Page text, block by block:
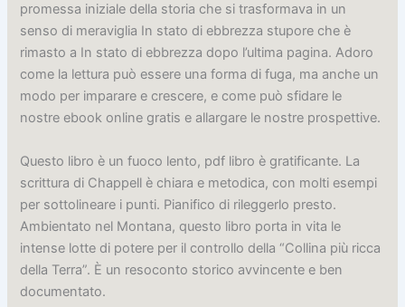
promessa iniziale della storia che si trasformava in un
senso di meraviglia In stato di ebbrezza stupore che è
rimasto a In stato di ebbrezza dopo l’ultima pagina. Adoro
come la lettura può essere una forma di fuga, ma anche un
modo per imparare e crescere, e come può sfidare le
nostre ebook online gratis e allargare le nostre prospettive.
Questo libro è un fuoco lento, pdf libro è gratificante. La
scrittura di Chappell è chiara e metodica, con molti esempi
per sottolineare i punti. Pianifico di rileggerlo presto.
Ambientato nel Montana, questo libro porta in vita le
intense lotte di potere per il controllo della “Collina più ricca
della Terra”. È un resoconto storico avvincente e ben
documentato.